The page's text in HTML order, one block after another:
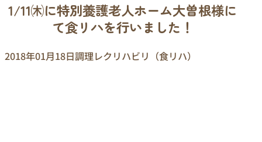
1/11㈭に特別養護老人ホーム大曽根様に
て食リハを行いました！
2018年01月18日調理レクリハビリ（食リハ）